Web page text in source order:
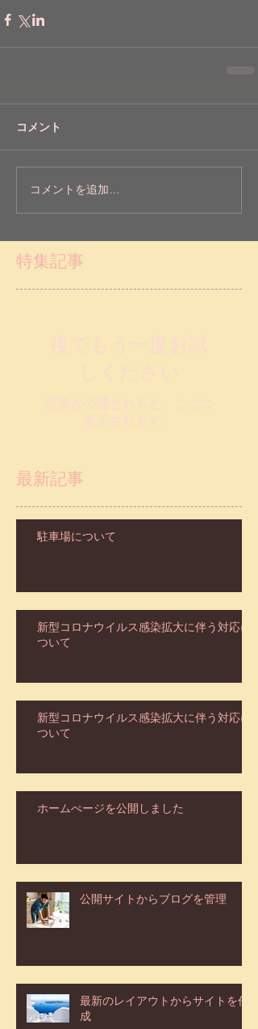
コメント
コメントを追加…
特集記事
後でもう一度お試
しください
記事が公開されると、ここに
表示されます。
最新記事
駐車場について
新型コロナウイルス感染拡大に伴う対応に
ついて
新型コロナウイルス感染拡大に伴う対応に
ついて
ホームぺージを公開しました
公開サイトからブログを管理
最新のレイアウトからサイトを作
成